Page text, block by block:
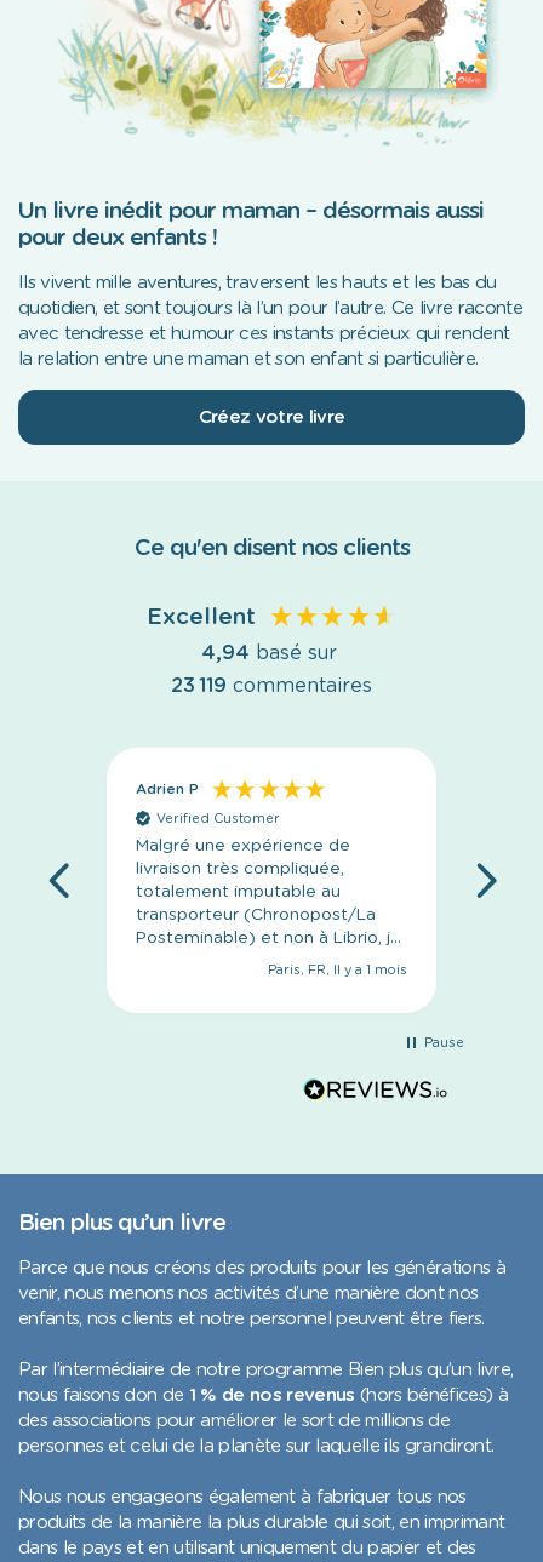
Un livre inédit pour maman – désormais aussi
pour deux enfants !
Ils vivent mille aventures, traversent les hauts et les bas du
quotidien, et sont toujours là l’un pour l’autre. Ce livre raconte
avec tendresse et humour ces instants précieux qui rendent
la relation entre une maman et son enfant si particulière.
Créez votre livre
Ce qu'en disent nos clients
Excellent
4,94 basé sur
23 119 commentaires
Adrien P
Verified Customer
Malgré une expérience de
livraison très compliquée,
totalement imputable au
transporteur (Chronopost/La
Posteminable) et non à Librio, je
les solutions apportées sans
jamais se défausser de leurs
des mères : la qualité est au
magnifique. Un grand merci à
toute l'équipe, je
hésiter.
Paris, FR, Il y a 1 mois
Pause
Bien plus qu’un livre
Parce que nous créons des produits pour les générations à
venir, nous menons nos activités d’une manière dont nos
enfants, nos clients et notre personnel peuvent être fiers.
Par l’intermédiaire de notre programme Bien plus qu’un livre,
nous faisons don de 1 % de nos revenus (hors bénéfices) à
des associations pour améliorer le sort de millions de
personnes et celui de la planète sur laquelle ils grandiront.
Nous nous engageons également à fabriquer tous nos
produits de la manière la plus durable qui soit, en imprimant
dans le pays et en utilisant uniquement du papier et des